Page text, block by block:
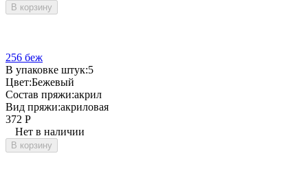
В корзину
256 беж
В упаковке штук:5
Цвет:Бежевый
Состав пряжи:акрил
Вид пряжи:акриловая
372 Р
Нет в наличии
В корзину